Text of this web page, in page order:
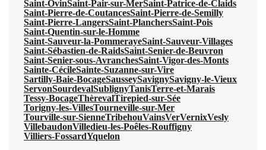
Saint-OvinSaint-Pair-sur-MerSaint-Patrice-de-Claids
Saint-Pierre-de-CoutancesSaint-Pierre-de-Semilly
Saint-Pierre-LangersSaint-PlanchersSaint-Pois
Saint-Quentin-sur-le-Homme
Saint-Sauveur-la-PommerayeSaint-Sauveur-Villages
Saint-Sébastien-de-RaidsSaint-Senier-de-Beuvron
Saint-Senier-sous-AvranchesSaint-Vigor-des-Monts
Sainte-CécileSainte-Suzanne-sur-Vire
Sartilly-Baie-BocageSausseySavignySavigny-le-Vieux
ServonSourdevalSublignyTanisTerre-et-Marais
Tessy-BocageThèrevalTirepied-sur-Sée
Torigny-les-VillesTourneville-sur-Mer
Tourville-sur-SienneTribehouVainsVerVernixVesly
VillebaudonVilledieu-les-Poêles-Rouffigny
Villiers-FossardYquelon